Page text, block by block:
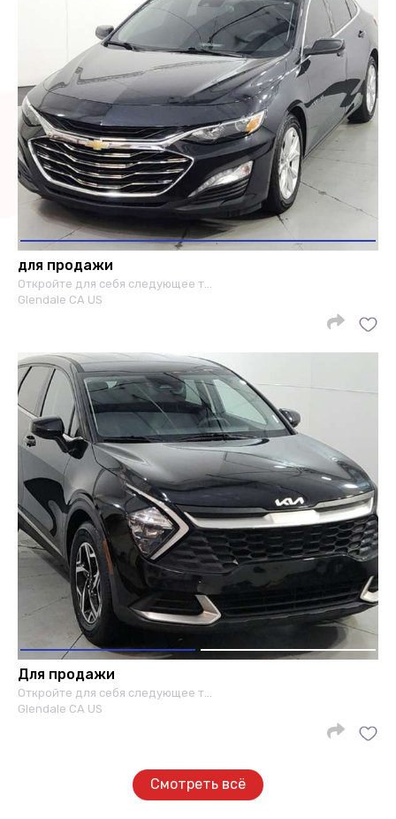
для продажи
Откройте для себя следующее т…
Glendale CA US
Для продажи
Откройте для себя следующее т…
Glendale CA US
Смотреть всё